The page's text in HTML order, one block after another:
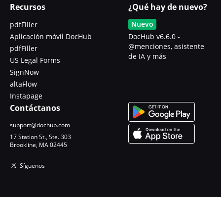
Recursos
pdfFiller
Aplicación móvil DocHub
pdfFiller
US Legal Forms
SignNow
altaFlow
Instapage
¿Qué hay de nuevo?
Nuevo
DocHub v6.6.0 -
@menciones, asistente
de IA y más
Contáctanos
support@dochub.com
17 Station St., Ste. 303
Brookline, MA 02445
Síguenos